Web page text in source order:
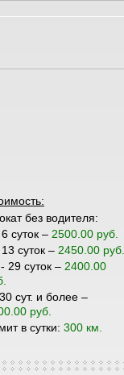
без водителя:
суток – 2500.00 руб.
суток – 2450.00 руб.
29 суток – 2400.00
сут. и более –
руб.
в сутки: 300 км.